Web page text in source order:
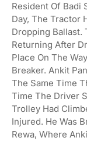
Resident Of Badi
Day, The Tractor
Dropping Ballast.
Returning After
Place On The
Breaker. Ankit
The Same Time
Time The Driver
Trolley Had
Injured. He Was
Rewa, Where